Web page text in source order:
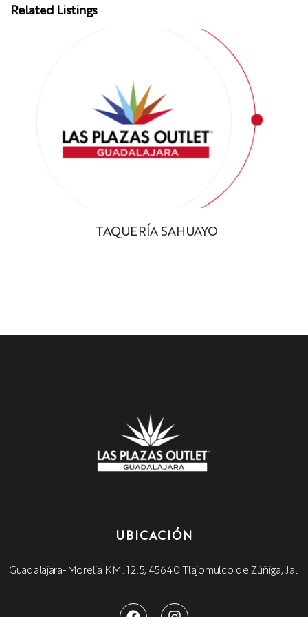
Related Listings
TAQUERÍA SAHUAYO
UBICACIÓN
Guadalajara-Morelia KM. 12.5, 45640 Tlajomulco de Zúñiga, Jal.